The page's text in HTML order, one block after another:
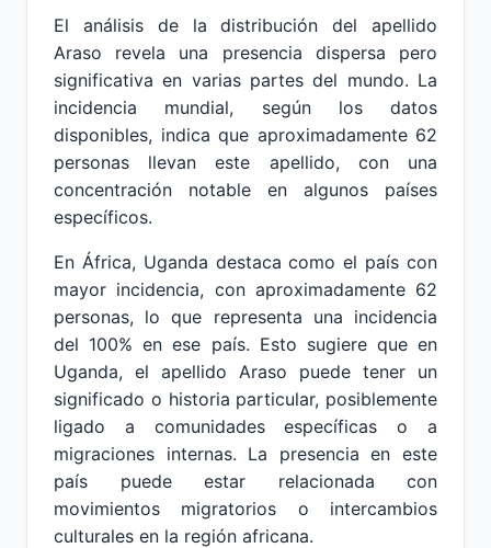
El análisis de la distribución del apellido
Araso revela una presencia dispersa pero
significativa en varias partes del mundo. La
incidencia mundial, según los datos
disponibles, indica que aproximadamente 62
personas llevan este apellido, con una
concentración notable en algunos países
específicos.
En África, Uganda destaca como el país con
mayor incidencia, con aproximadamente 62
personas, lo que representa una incidencia
del 100% en ese país. Esto sugiere que en
Uganda, el apellido Araso puede tener un
significado o historia particular, posiblemente
ligado a comunidades específicas o a
migraciones internas. La presencia en este
país puede estar relacionada con
movimientos migratorios o intercambios
culturales en la región africana.